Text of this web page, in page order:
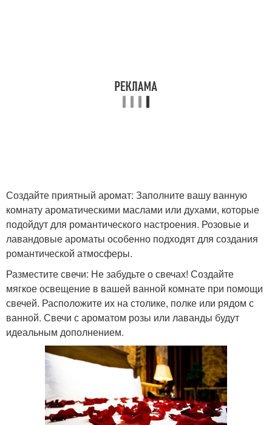
Создайте приятный аромат: Заполните вашу ванную
комнату ароматическими маслами или духами, которые
подойдут для романтического настроения. Розовые и
лавандовые ароматы особенно подходят для создания
романтической атмосферы.
Разместите свечи: Не забудьте о свечах! Создайте
мягкое освещение в вашей ванной комнате при помощи
свечей. Расположите их на столике, полке или рядом с
ванной. Свечи с ароматом розы или лаванды будут
идеальным дополнением.